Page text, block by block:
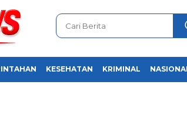
KESEHATAN KRIMINAL